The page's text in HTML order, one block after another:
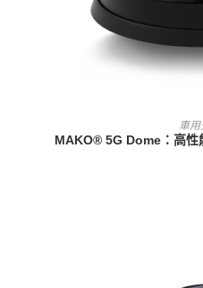
查
車用
MAKO® 5G Dome：高